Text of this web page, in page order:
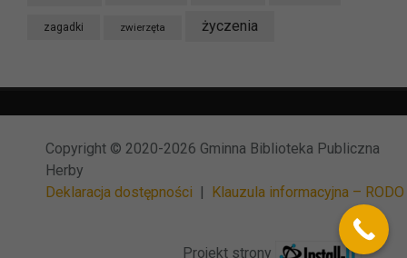
zagadki zwierzęta życzenia
Copyright © 2020-2026 Gminna Biblioteka Publiczna
Herby
Deklaracja dostępności | Klauzula informacyjna – RODO
Projekt strony